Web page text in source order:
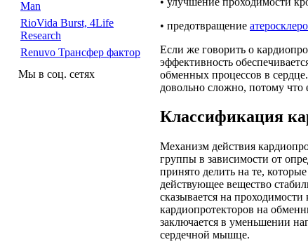
Man
RioVida Burst, 4Life
Research
Renuvo Трансфер фактор
Мы в соц. сетях
• предотвращение
Если же говорить о
эффективность
обменных процессов в
довольно сложно, потому что
Классификация
Механизм действия
группы в зависимости от
принято делить на те,
действующее вещество
сказывается на
кардиопротекторов на
заключается в уменьшении
сердечной мышце.